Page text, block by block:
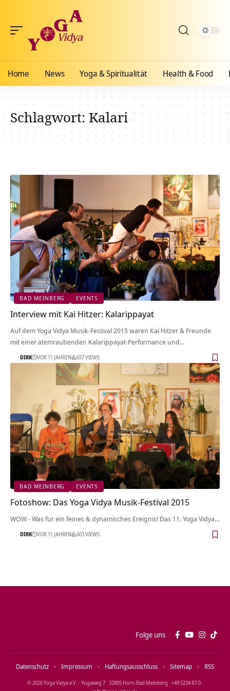
Home News Yoga & Spiritualität Health & Food
Schlagwort:Kalari
BAD MEINBERG EVENTS
Interview mit Kai Hitzer: Kalarippayat
Auf dem Yoga Vidya Musik-Festival 2015 waren Kai Hitzer & Freunde
mit einer atemraubenden Kalarippayat-Performance und…
DIRK VOR 11 JAHREN 657 VIEWS
BAD MEINBERG EVENTS
Fotoshow: Das Yoga Vidya Musik-Festival 2015
WOW - Was für ein feines & dynamisches Ereignis! Das 11. Yoga Vidya…
DIRK VOR 11 JAHREN 603 VIEWS
Folge uns
© 2026 Yoga Vidya e.V. · Yogaweg 7 · 32805 Horn‑Bad Meinberg · +49 5234 87‑0 ·
Datenschutz Impressum Haftungsausschluss Sitemap RSS